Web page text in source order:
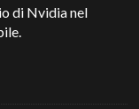
di Nvidia nel